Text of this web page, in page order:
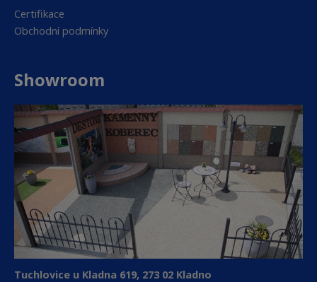
Certifikace
Obchodní podmínky
Showroom
Tuchlovice u Kladna 619, 273 02 Kladno